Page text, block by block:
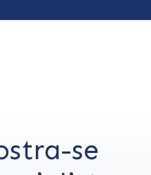
se